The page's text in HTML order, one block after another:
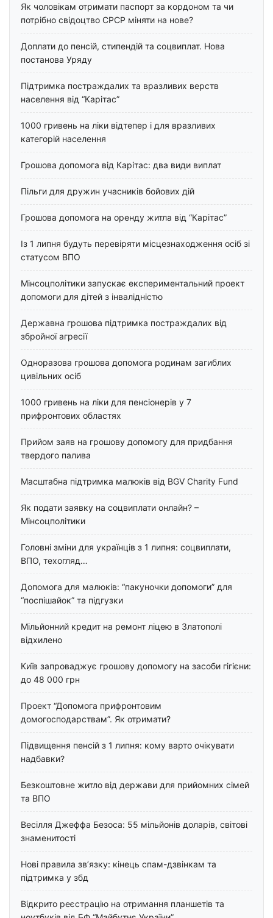
Як чоловікам отримати паспорт за кордоном та чи
потрібно свідоцтво СРСР міняти на нове?
Доплати до пенсій, стипендій та соцвиплат. Нова
постанова Уряду
Підтримка постраждалих та вразливих верств
населення від “Карітас”
1000 гривень на ліки відтепер і для вразливих
категорій населення
Грошова допомога від Карітас: два види виплат
Пільги для дружин учасників бойових дій
Грошова допомога на оренду житла від “Карітас”
Із 1 липня будуть перевіряти місцезнаходження осіб зі
статусом ВПО
Мінсоцполітики запускає експериментальний проект
допомоги для дітей з інвалідністю
Державна грошова підтримка постраждалих від
збройної агресії
Одноразова грошова допомога родинам загиблих
цивільних осіб
1000 гривень на ліки для пенсіонерів у 7
прифронтових областях
Прийом заяв на грошову допомогу для придбання
твердого палива
Масштабна підтримка малюків від BGV Charity Fund
Як подати заявку на соцвиплати онлайн? –
Мінсоцполітики
Головні зміни для українців з 1 липня: соцвиплати,
ВПО, техогляд…
Допомога для малюків: “пакуночки допомоги” для
“поспішайок” та підгузки
Мільйонний кредит на ремонт ліцею в Златополі
відхилено
Київ запроваджує грошову допомогу на засоби гігієни:
до 48 000 грн
Проект “Допомога прифронтовим
домогосподарствам”. Як отримати?
Підвищення пенсій з 1 липня: кому варто очікувати
надбавки?
Безкоштовне житло від держави для прийомних сімей
та ВПО
Весілля Джеффа Безоса: 55 мільйонів доларів, світові
знаменитості
Нові правила зв’язку: кінець спам-дзвінкам та
підтримка у збд
Відкрито реєстрацію на отримання планшетів та